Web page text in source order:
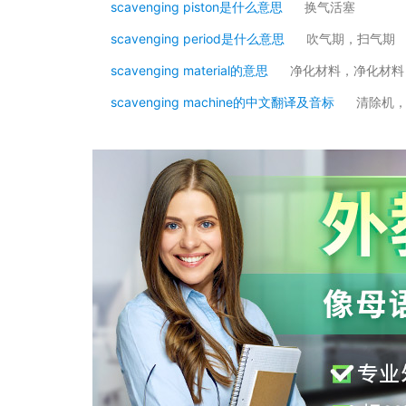
scavenging piston是什么意思 换气活塞
scavenging period是什么意思 吹气期，扫气期
scavenging material的意思 净化材料，净化材料
scavenging machine的中文翻译及音标 清除机